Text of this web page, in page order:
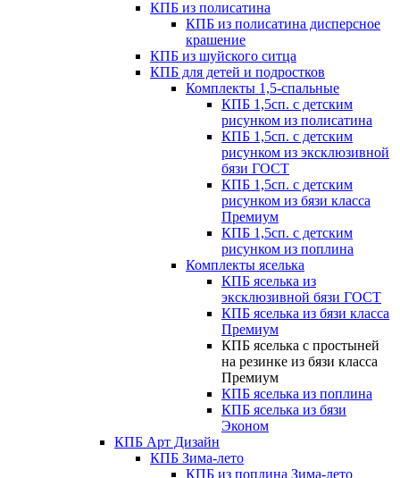
КПБ из полисатина
КПБ из полисатина дисперсное
крашение
КПБ из шуйского ситца
КПБ для детей и подростков
Комплекты 1,5-спальные
КПБ 1,5сп. с детским
рисунком из полисатина
КПБ 1,5сп. с детским
рисунком из эксклюзивной
бязи ГОСТ
КПБ 1,5сп. с детским
рисунком из бязи класса
Премиум
КПБ 1,5сп. с детским
рисунком из поплина
Комплекты яселька
КПБ яселька из
эксклюзивной бязи ГОСТ
КПБ яселька из бязи класса
Премиум
КПБ яселька с простыней
на резинке из бязи класса
Премиум
КПБ яселька из поплина
КПБ яселька из бязи
Эконом
КПБ Арт Дизайн
КПБ Зима-лето
КПБ из поплина Зима-лето